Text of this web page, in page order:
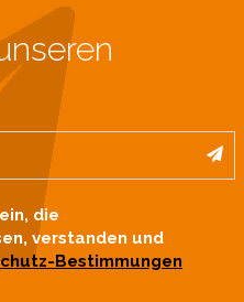
die
verstanden und
Bestimmungen